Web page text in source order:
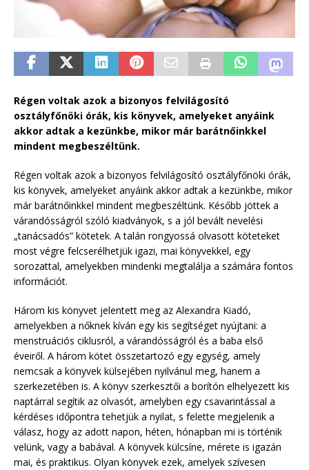
Régen voltak azok a bizonyos felvilágosító
osztályfőnöki órák, kis könyvek, amelyeket anyáink
akkor adtak a kezünkbe, mikor már barátnőinkkel
mindent megbeszéltünk.
Régen voltak azok a bizonyos felvilágosító osztályfőnöki órák,
kis könyvek, amelyeket anyáink akkor adtak a kezünkbe, mikor
már barátnőinkkel mindent megbeszéltünk. Később jöttek a
várandósságról szóló kiadványok, s a jól bevált nevelési
„tanácsadós” kötetek. A talán rongyossá olvasott köteteket
most végre felcserélhetjük igazi, mai könyvekkel, egy
sorozattal, amelyekben mindenki megtalálja a számára fontos
információt.
Három kis könyvet jelentett meg az Alexandra Kiadó,
amelyekben a nőknek kíván egy kis segítséget nyújtani: a
menstruációs ciklusról, a várandósságról és a baba első
éveiről. A három kötet összetartozó egy egység, amely
nemcsak a könyvek külsejében nyilvánul meg, hanem a
szerkezetében is. A könyv szerkesztői a borítón elhelyezett kis
naptárral segítik az olvasót, amelyben egy csavarintással a
kérdéses időpontra tehetjük a nyilat, s felette megjelenik a
válasz, hogy az adott napon, héten, hónapban mi is történik
velünk, vagy a babával. A könyvek külcsíne, mérete is igazán
mai, és praktikus. Olyan könyvek ezek, amelyek szívesen